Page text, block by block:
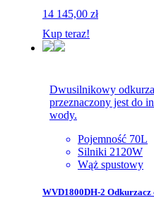
14 145,00 zł
Kup teraz!
Dwusilnikowy
przeznaczony jest do
wody.
Pojemność 70L
Silniki 2120W
Wąż spustowy
WVD1800DH-2